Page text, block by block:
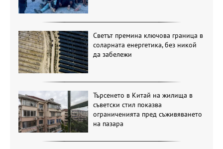
Светът премина ключова граница в
соларната енергетика, без никой
да забележи
Търсенето в Китай на жилища в
съветски стил показва
ограниченията пред съживяването
на пазара